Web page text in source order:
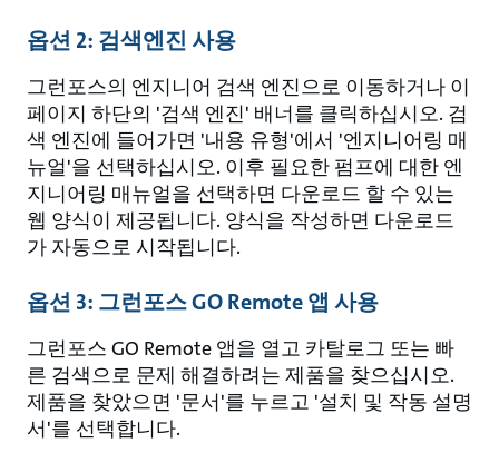
옵션 2: 검색엔진 사용
그런포스의 엔지니어 검색 엔진으로 이동하거나 이
페이지 하단의 '검색 엔진' 배너를 클릭하십시오. 검
색 엔진에 들어가면 '내용 유형'에서 '엔지니어링 매
뉴얼'을 선택하십시오. 이후 필요한 펌프에 대한 엔
지니어링 매뉴얼을 선택하면 다운로드 할 수 있는
웹 양식이 제공됩니다. 양식을 작성하면 다운로드
가 자동으로 시작됩니다.
옵션 3: 그런포스 GO Remote 앱 사용
그런포스 GO Remote 앱을 열고 카탈로그 또는 빠
른 검색으로 문제 해결하려는 제품을 찾으십시오.
제품을 찾았으면 '문서'를 누르고 '설치 및 작동 설명
서'를 선택합니다.